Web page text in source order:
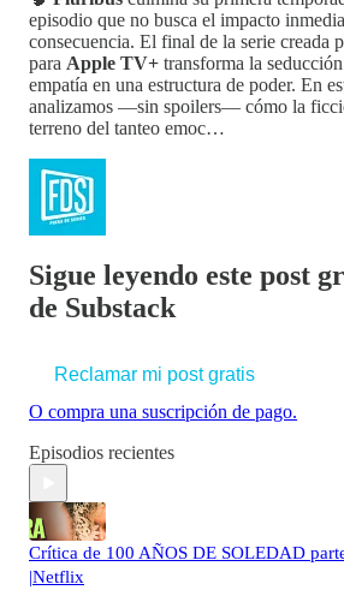
episodio que no busca el impacto
consecuencia. El final de la serie creada
para Apple TV+ transforma la
empatía en una estructura de poder. En
analizamos —sin spoilers— cómo la
terreno del tanteo emoc…
Sigue leyendo este post
de Substack
Reclamar mi post gratis
O compra una suscripción de pago.
Episodios recientes
Crítica de 100 AÑOS DE SOLEDAD
|Netflix